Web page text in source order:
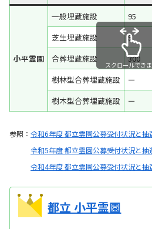
小平霊園
一般埋蔵施設 95
芝生埋蔵施設
5
合葬埋蔵施設
300
樹林型合葬埋蔵施設
ー
樹木型合葬埋蔵施設
ー
スクロールでき
参照： 令和6年度 都立霊園公募受付状況と抽
令和5年度 都立霊園公募受付状況と抽
令和4年度 都立霊園公募受付状況と抽
都立 小平霊園